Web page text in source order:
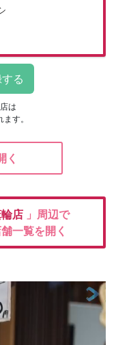
は
す。
く
店 」周辺で
一覧を開く